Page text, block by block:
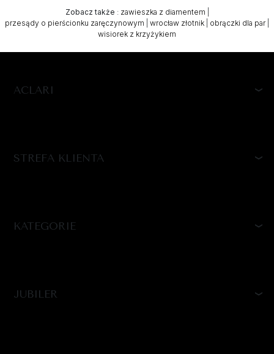
Zobacz także : zawieszka z diamentem
przesądy o pierścionku zaręczynowym
wrocław złotnik obrączki dla par|
wisiorek z krzyżykiem
ACLARI
STREFA KLIENTA
KATEGORIE
JUBILER